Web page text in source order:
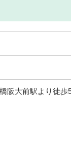
阪大前駅より徒歩5